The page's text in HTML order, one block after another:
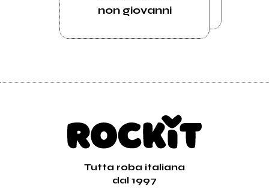
non giovanni
Tutta roba italiana
dal 1997